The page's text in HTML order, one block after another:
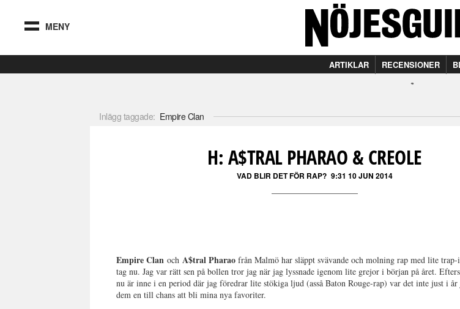
MENY
ARTIKLAR RECENSIONER
Inlägg taggade: Empire Clan
H: A$TRAL PHARAO & CREOLE
VAD BLIR DET FÖR RAP? 9:31 10 JUN 2014
Empire ClanochA$tral Pharaofrån Malmö har släppt svävande och molning rap med lite trap-
tag nu. Jag var rätt sen på bollen tror jag när jag lyssnade igenom lite grejor i början på året.
nu är inne i en period där jag föredrar lite stökiga ljud (asså Baton Rouge-rap) var det inte just i år
dem en till chans att bli mina nya favoriter.